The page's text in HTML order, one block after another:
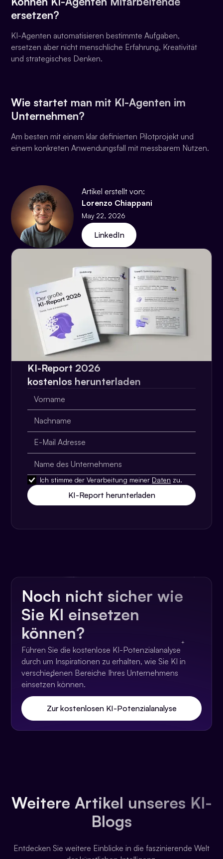
ersetzen?
KI-Agenten automatisieren bestimmte Aufgaben,
ersetzen aber nicht menschliche Erfahrung, Kreativität
und strategisches Denken.
Wie startet man mit KI-Agenten im
Unternehmen?
Am besten mit einem klar definierten Pilotprojekt und
einem konkreten Anwendungsfall mit messbarem Nutzen.
Artikel erstellt von:
Lorenzo Chiappani
May 22, 2026
LinkedIn
KI-Report 2026
kostenlos herunterladen
Ich stimme der Verarbeitung meiner Daten zu.
Noch nicht sicher wie
Sie KI einsetzen
können?
Führen Sie die kostenlose KI-Potenzialanalyse
durch um Inspirationen zu erhalten, wie Sie KI in
verschiedenen Bereiche Ihres Unternehmens
einsetzen können.
Zur kostenlosen KI-Potenzialanalyse
Weitere Artikel unseres KI-
Blogs
Entdecken Sie weitere Einblicke in die faszinierende Welt